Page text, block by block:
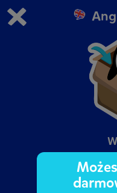
Grasz w